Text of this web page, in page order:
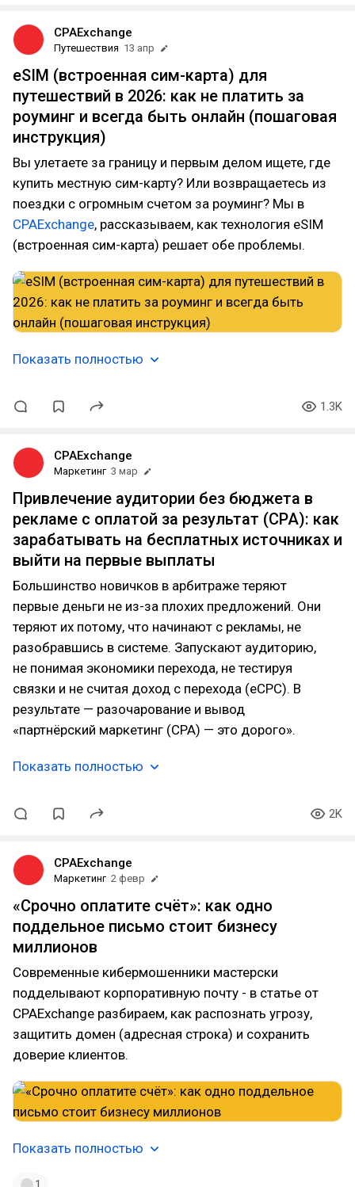
CPAExchange
Путешествия 13 апр
eSIM (встроенная сим-карта) для
путешествий в 2026: как не платить за
роуминг и всегда быть онлайн (пошаговая
инструкция)
Вы улетаете за границу и первым делом ищете, где
купить местную сим-карту? Или возвращаетесь из
поездки с огромным счетом за роуминг? Мы в
CPAExchange, рассказываем, как технология eSIM
(встроенная сим-карта) решает обе проблемы.
Показать полностью
1.3K
CPAExchange
Маркетинг 3 мар
Привлечение аудитории без бюджета в
рекламе с оплатой за результат (CPA): как
зарабатывать на бесплатных источниках и
выйти на первые выплаты
Большинство новичков в арбитраже теряют
первые деньги не из-за плохих предложений. Они
теряют их потому, что начинают с рекламы, не
разобравшись в системе. Запускают аудиторию,
не понимая экономики перехода, не тестируя
связки и не считая доход с перехода (eCPC). В
результате — разочарование и вывод
«партнёрский маркетинг (CPA) — это дорого».
Показать полностью
2K
CPAExchange
Маркетинг 2 февр
«Срочно оплатите счёт»: как одно
поддельное письмо стоит бизнесу
миллионов
Современные кибермошенники мастерски
подделывают корпоративную почту - в статье от
CPAExchange разбираем, как распознать угрозу,
защитить домен (адресная строка) и сохранить
доверие клиентов.
Показать полностью